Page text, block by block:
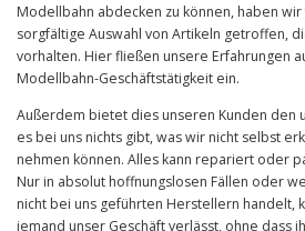
Modellbahn abdecken zu können, haben
sorgfältige Auswahl von Artikeln getroffen,
vorhalten. Hier fließen unsere Erfahrungen
Modellbahn-Geschäftstätigkeit ein.
Außerdem bietet dies unseren Kunden den
es bei uns nichts gibt, was wir nicht selbst
nehmen können. Alles kann repariert oder
Nur in absolut hoffnungslosen Fällen oder
nicht bei uns geführten Herstellern handelt,
jemand unser Geschäft verlässt, ohne dass